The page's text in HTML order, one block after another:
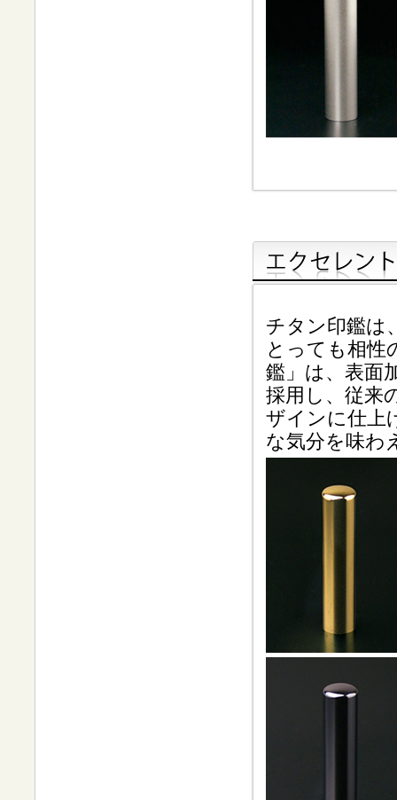
チタン印鑑は
とっても相性
鑑」は、表面
採用し、従来
ザインに仕上
な気分を味わ